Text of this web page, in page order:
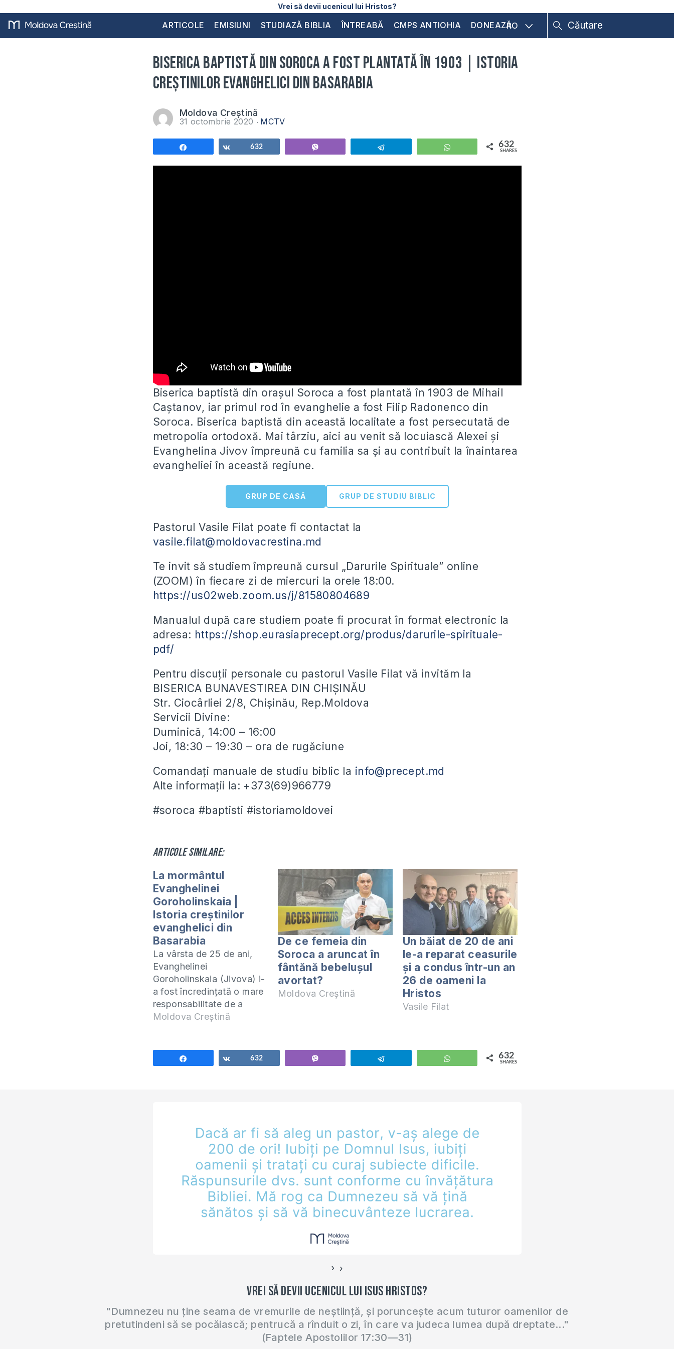
Vrei să devii ucenicul lui Hristos?
ARTICOLE EMISIUNI STUDIAZĂ BIBLIA ÎNTREABĂ CMPS ANTIOHIA DONEAZĂRO
Biserica Baptistă din Soroca a fost plantată în 1903 | Istoria
creștinilor evanghelici din Basarabia
Moldova Creștină
31 octombrie 2020 MCTV
Share632 WhatsApp 632
SHARES
Biserica baptistă din orașul Soroca a fost plantată în 1903 de Mihail
Caștanov, iar primul rod în evanghelie a fost Filip Radonenco din
Soroca. Biserica baptistă din această localitate a fost persecutată de
metropolia ortodoxă. Mai târziu, aici au venit să locuiască Alexei și
Evanghelina Jivov împreună cu familia sa și au contribuit la înaintarea
evangheliei în această regiune.
GRUP DE CASĂ GRUP DE STUDIU BIBLIC
Pastorul Vasile Filat poate fi contactat la
vasile.filat@moldovacrestina.md
Te invit să studiem împreună cursul „Darurile Spirituale” online
(ZOOM) în fiecare zi de miercuri la orele 18:00.
https://us02web.zoom.us/j/81580804689
Manualul după care studiem poate fi procurat în format electronic la
adresa: https://shop.eurasiaprecept.org/produs/darurile-spirituale-
pdf/
Pentru discuții personale cu pastorul Vasile Filat vă invităm la
BISERICA BUNAVESTIREA DIN CHIȘINĂU
Str. Ciocârliei 2/8, Chișinău, Rep.Moldova
Servicii Divine:
Duminică, 14:00 – 16:00
Joi, 18:30 – 19:30 – ora de rugăciune
Comandați manuale de studiu biblic la info@precept.md
Alte informații la: +373(69)966779
#soroca #baptisti #istoriamoldovei
Articole similare:
La mormântul
Evanghelinei
Goroholinskaia |
Istoria creștinilor
evanghelici din
Basarabia
La vârsta de 25 de ani,
Evanghelinei
Goroholinskaia (Jivova) i-
a fost încredințată o mare
responsabilitate de a
organiza închinarea în
Evanghelice din
Basarabia. Mulțumesc
fiica ei mai mică Nina…
Moldova Creștină
De ce femeia din
Soroca a aruncat în
fântănă bebelușul
avortat?
Moldova Creștină
Un băiat de 20 de ani
le-a reparat ceasurile
și a condus într-un an
26 de oameni la
Hristos
Vasile Filat
Share632 WhatsApp 632
SHARES
‹ ›
Vrei să devii ucenicul lui Isus Hristos?
"Dumnezeu nu ține seama de vremurile de neștiință, și poruncește acum tuturor oamenilor de
pretutindeni să se pocăiască; pentrucă a rînduit o zi, în care va judeca lumea după dreptate..."
(Faptele Apostolilor 17:30—31)